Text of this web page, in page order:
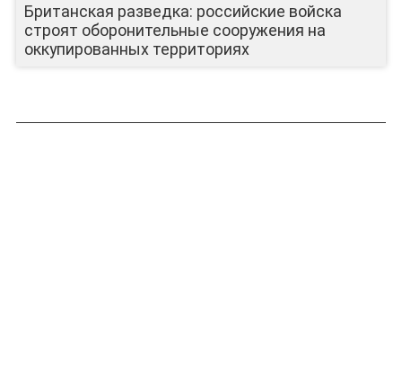
Британская разведка: российские войска
строят оборонительные сооружения на
оккупированных территориях